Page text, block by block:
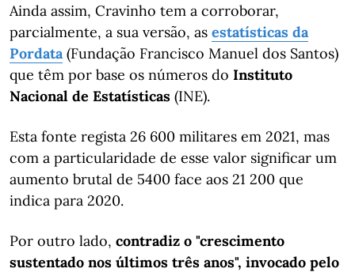
Ainda assim, Cravinho tem a corroborar,
parcialmente, a sua versão, as estatísticas da
Pordata(Fundação Francisco Manuel dos Santos)
que têm por base os números do Instituto
Nacional de Estatísticas (INE).
Esta fonte regista 26 600 militares em 2021, mas
com a particularidade de esse valor significar um
aumento brutal de 5400 face aos 21 200 que
indica para 2020.
Por outro lado, contradiz o "crescimento
sustentado nos últimos três anos", invocado pelo